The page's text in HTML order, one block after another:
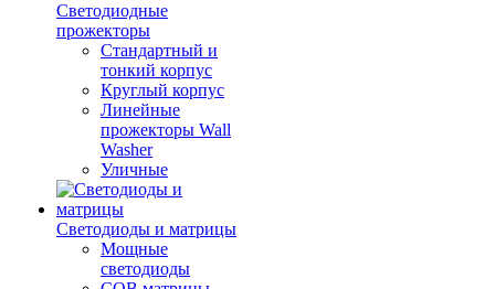
Светодиодные
прожекторы
Стандартный и
тонкий корпус
Круглый корпус
Линейные
прожекторы Wall
Washer
Уличные
Светодиоды и матрицы
Мощные
светодиоды